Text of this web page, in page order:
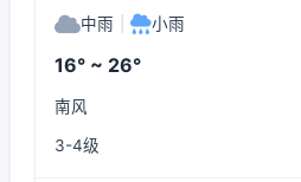
中雨 小雨
16° ~ 26°
南风
3-4级